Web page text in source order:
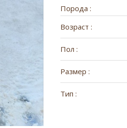
Порода :
Возраст :
Пол :
Размер :
Тип :